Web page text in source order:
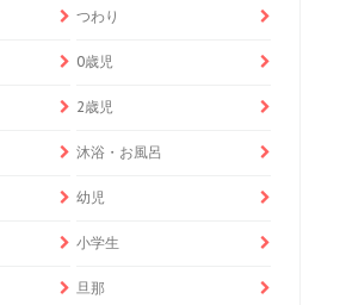
つわり
0歳児
2歳児
沐浴・お風呂
幼児
小学生
旦那